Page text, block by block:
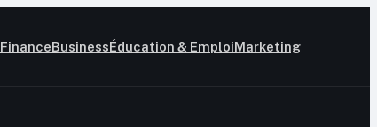
FinanceBusinessÉducation & EmploiMarketing